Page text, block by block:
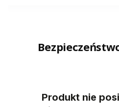
Produkt nie